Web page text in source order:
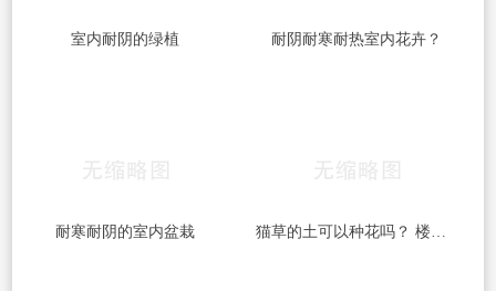
室内耐阴的绿植 耐阴耐寒耐热室内花卉？
耐寒耐阴的室内盆栽 猫草的土可以种花吗？ 楼顶积土可以种花吗？